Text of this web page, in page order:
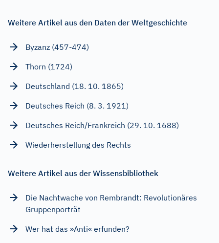
Weitere Artikel aus den Daten der Weltgeschichte
Byzanz (457-474)
Thorn (1724)
Deutschland (18. 10. 1865)
Deutsches Reich (8. 3. 1921)
Deutsches Reich/Frankreich (29. 10. 1688)
Wiederherstellung des Rechts
Weitere Artikel aus der Wissensbibliothek
Die Nachtwache von Rembrandt: Revolutionäres
Gruppenporträt
Wer hat das »Anti« erfunden?